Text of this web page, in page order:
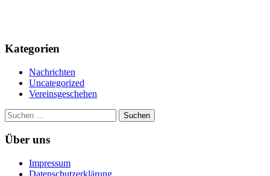
Kategorien
Nachrichten
Uncategorized
Vereinsgeschehen
Suchen
nach:
Über uns
Impressum
Datenschutzerklärung